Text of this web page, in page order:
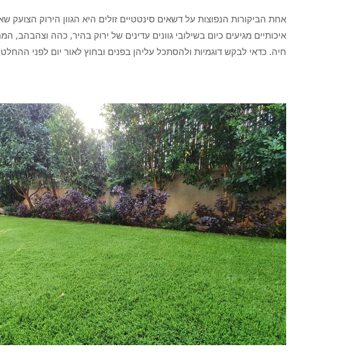
אחת הביקורות הנפוצות על דשאים סינטטיים זולים היא הגוון הירוק הצועק
איכותיים מגיעים כיום בשילובי גוונים עדינים של ירוק בהיר, כהה
חיה. כדאי לבקש דוגמיות ולהסתכל עליהן בפנים ובחוץ לאור יום לפני